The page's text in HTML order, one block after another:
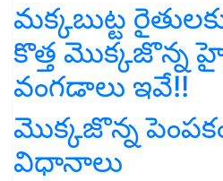
మక్కబుట్ట
కొత్త మొక్కజొన్న
వంగడాలు ఇవే!!
మొక్కజొన్న
విధానాలు